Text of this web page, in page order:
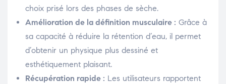
choix prisé lors des phases de sèche.
Amélioration de la définition musculaire : Grâce à
sa capacité à réduire la rétention d’eau, il permet
d’obtenir un physique plus dessiné et
esthétiquement plaisant.
Récupération rapide : Les utilisateurs rapportent